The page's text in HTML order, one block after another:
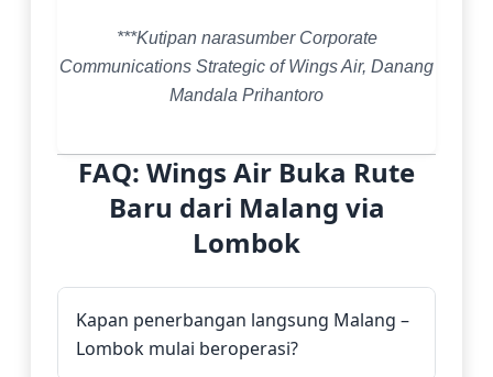
***Kutipan narasumber Corporate
Communications Strategic of Wings Air, Danang
Mandala Prihantoro
FAQ: Wings Air Buka Rute
Baru dari Malang via
Lombok
Kapan penerbangan langsung Malang –
Lombok mulai beroperasi?